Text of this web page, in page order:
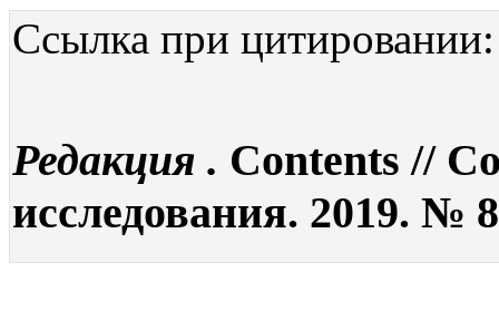
Ссылка при цитировании:
Редакция . Contents //
исследования. 2019. №